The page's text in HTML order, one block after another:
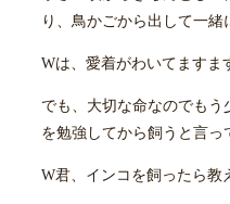
り、鳥かごから出して一緒
Wは、愛着がわいてますま
でも、大切な命なのでも
を勉強してから飼うと言っ
W君、インコを飼ったら教